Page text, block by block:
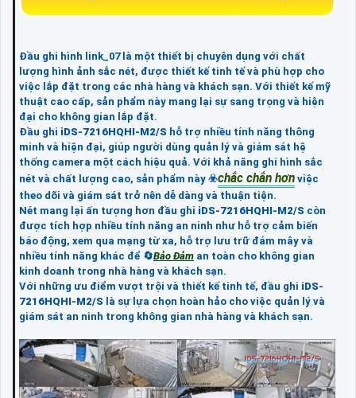
Đầu ghi hình link_07 là một thiết bị chuyên dụng với chất
lượng hình ảnh sắc nét, được thiết kế tinh tế và phù hợp cho
việc lắp đặt trong các nhà hàng và khách sạn. Với thiết kế mỹ
thuật cao cấp, sản phẩm này mang lại sự sang trọng và hiện
đại cho không gian lắp đặt.
Đầu ghi iDS-7216HQHI-M2/S hỗ trợ nhiều tính năng thông
minh và hiện đại, giúp người dùng quản lý và giám sát hệ
thống camera một cách hiệu quả. Với khả năng ghi hình sắc
nét và chất lượng cao, sản phẩm này ☣️chắc chắn hơn việc
theo dõi và giám sát trở nên dễ dàng và thuận tiện.
Nét mang lại ấn tượng hơn đầu ghi iDS-7216HQHI-M2/S còn
được tích hợp nhiều tính năng an ninh như hỗ trợ cảm biến
báo động, xem qua mạng từ xa, hỗ trợ lưu trữ đám mây và
nhiều tính năng khác để 🔄Bảo Đảm an toàn cho không gian
kinh doanh trong nhà hàng và khách sạn.
Với những ưu điểm vượt trội và thiết kế tinh tế, đầu ghi iDS-
7216HQHI-M2/S là sự lựa chọn hoàn hảo cho việc quản lý và
giám sát an ninh trong không gian nhà hàng và khách sạn.